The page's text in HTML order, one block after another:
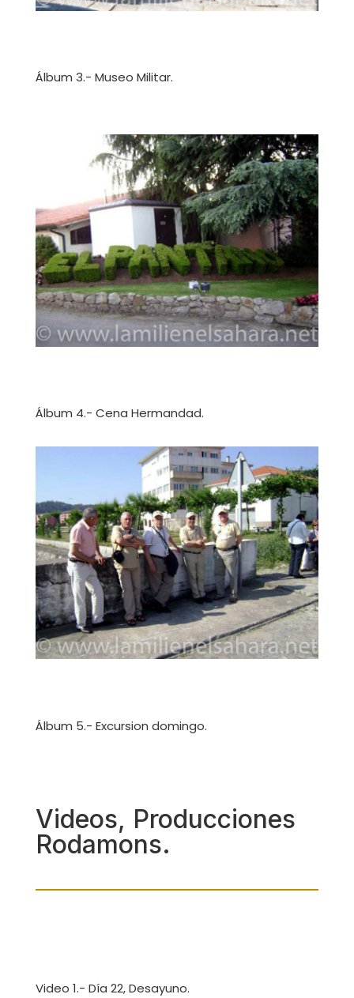
Álbum 3.- Museo Militar.
Álbum 4.- Cena Hermandad.
Álbum 5.- Excursion domingo.
Videos, Producciones
Rodamons.
Video 1.- Día 22, Desayuno.